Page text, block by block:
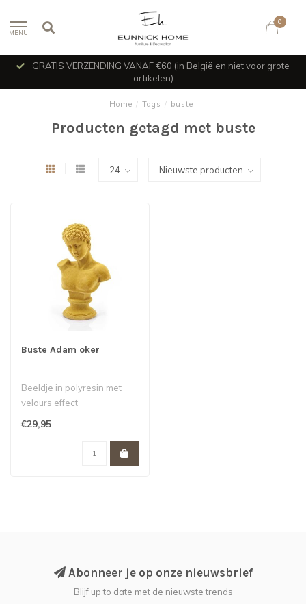
MENU
0
GRATIS VERZENDING VANAF €60 (in België en niet voor grote
artikelen)
Home / Tags / buste
Producten getagd met buste
Buste Adam oker
Beeldje in polyresin met
velours effect
€29,95
Abonneer je op onze nieuwsbrief
Blijf up to date met de nieuwste trends